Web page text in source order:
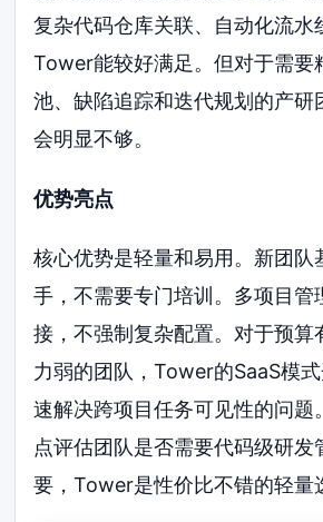
复杂代码仓库关联、自动化流水
Tower能较好满足。但对于需要
池、缺陷追踪和迭代规划的产研
会明显不够。
优势亮点
核心优势是轻量和易用。新团队
手，不需要专门培训。多项目管
接，不强制复杂配置。对于预算
力弱的团队，Tower的SaaS模
速解决跨项目任务可见性的问题
点评估团队是否需要代码级研发
要，Tower是性价比不错的轻量